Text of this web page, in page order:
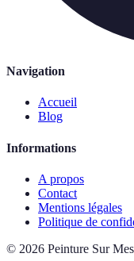
Navigation
Accueil
Blog
Informations
A propos
Contact
Mentions légales
Politique de
© 2026 Peinture Sur